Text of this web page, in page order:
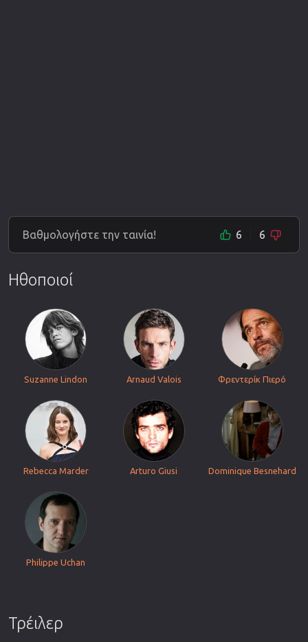
Βαθμολογήστε την ταινία! 6 6
Ηθοποιοί
Suzanne Lindon Arnaud Valois Φρεντερίκ Πιερό
Rebecca Marder Arturo Giusi Dominique Besnehard
Philippe Uchan
Τρέιλερ